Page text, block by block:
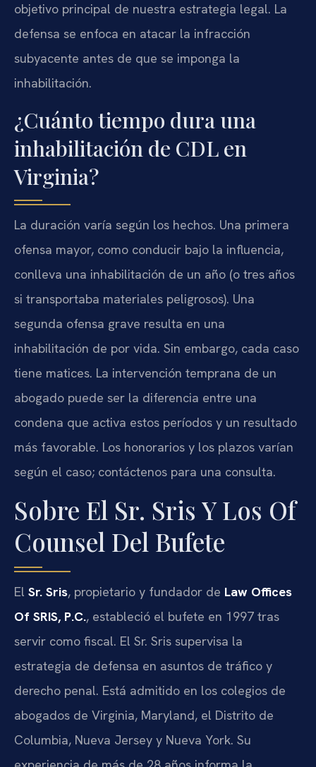
objetivo principal de nuestra estrategia legal. La
defensa se enfoca en atacar la infracción
subyacente antes de que se imponga la
inhabilitación.
¿Cuánto tiempo dura una
inhabilitación de CDL en
Virginia?
La duración varía según los hechos. Una primera
ofensa mayor, como conducir bajo la influencia,
conlleva una inhabilitación de un año (o tres años
si transportaba materiales peligrosos). Una
segunda ofensa grave resulta en una
inhabilitación de por vida. Sin embargo, cada caso
tiene matices. La intervención temprana de un
abogado puede ser la diferencia entre una
condena que activa estos períodos y un resultado
más favorable. Los honorarios y los plazos varían
según el caso; contáctenos para una consulta.
Sobre El Sr. Sris Y Los Of
Counsel Del Bufete
El Sr. Sris, propietario y fundador de Law Offices
Of SRIS, P.C., estableció el bufete en 1997 tras
servir como fiscal. El Sr. Sris supervisa la
estrategia de defensa en asuntos de tráfico y
derecho penal. Está admitido en los colegios de
abogados de Virginia, Maryland, el Distrito de
Columbia, Nueva Jersey y Nueva York. Su